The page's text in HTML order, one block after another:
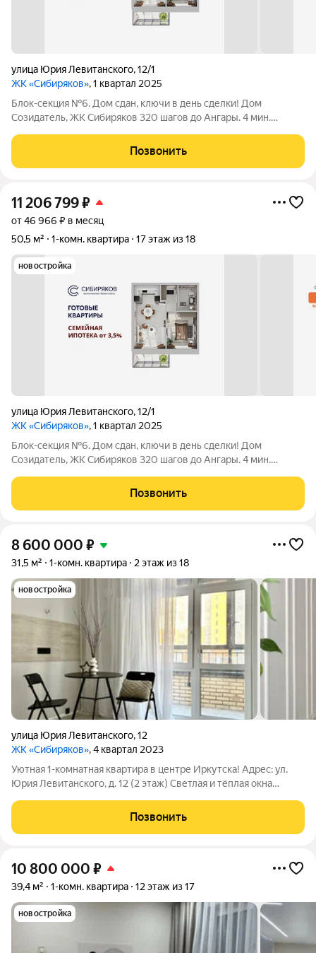
улица Юрия Левитанского,12/1
ЖК «Сибиряков», 1 квартал 2025
Блок-секция №6. Дом сдан, ключи в день сделки! Дом
Созидатель, ЖК Сибиряков 320 шагов до Ангары. 4 мин.
можно приобрести либо в черновом варианте, либо в отделке
White Box (+15 000 руб к цене
Позвонить
11 206 799₽
от 46 966 ₽ в месяц
50,5 м²
1-комн. квартира 17 этаж из 18
новостройка
улица Юрия Левитанского,12/1
ЖК «Сибиряков», 1 квартал 2025
Блок-секция №6. Дом сдан, ключи в день сделки! Дом
Созидатель, ЖК Сибиряков 320 шагов до Ангары. 4 мин.
можно приобрести либо в черновом варианте, либо в отделке
White Box (+15 000 руб к цене
Позвонить
8 600 000 ₽
31,5 м² 1-комн. квартира 2 этаж из 18
новостройка
улица Юрия Левитанского,12
ЖК «Сибиряков», 4 квартал 2023
Уютная 1-комнатная квартира в центре Иркутска! Адрес: ул.
Юрия Левитанского, д. 12 (2 этаж) Светлая и тёплая окна
Кухня-гостиная
Позвонить
10 800 000 ₽
39,4 м² 1-комн. квартира 12 этаж из 17
новостройка